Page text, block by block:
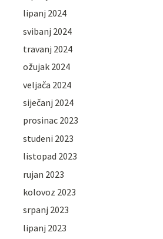
lipanj 2024
svibanj 2024
travanj 2024
ožujak 2024
veljača 2024
siječanj 2024
prosinac 2023
studeni 2023
listopad 2023
rujan 2023
kolovoz 2023
srpanj 2023
lipanj 2023